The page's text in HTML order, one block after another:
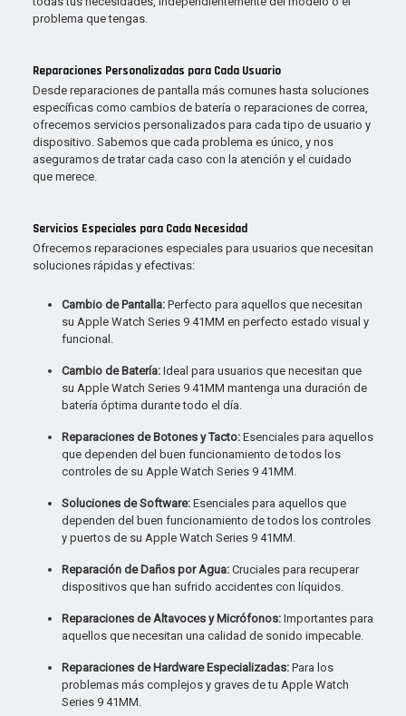
problema que tengas.
Reparaciones Personalizadas para Cada Usuario
Desde reparaciones de pantalla más comunes hasta soluciones
específicas como cambios de batería o reparaciones de correa,
ofrecemos servicios personalizados para cada tipo de usuario y
dispositivo. Sabemos que cada problema es único, y nos
aseguramos de tratar cada caso con la atención y el cuidado
que merece.
Servicios Especiales para Cada Necesidad
Ofrecemos reparaciones especiales para usuarios que necesitan
soluciones rápidas y efectivas:
Cambio de Pantalla:Perfecto para aquellos que necesitan
su Apple Watch Series 9 41MM en perfecto estado visual y
funcional.
Cambio de Batería:Ideal para usuarios que necesitan que
su Apple Watch Series 9 41MM mantenga una duración de
batería óptima durante todo el día.
Reparaciones de Botones y Tacto:Esenciales para aquellos
que dependen del buen funcionamiento de todos los
controles de su Apple Watch Series 9 41MM.
Soluciones de Software:Esenciales para aquellos que
dependen del buen funcionamiento de todos los controles
y puertos de su Apple Watch Series 9 41MM.
Reparación de Daños por Agua:Cruciales para recuperar
dispositivos que han sufrido accidentes con líquidos.
Reparaciones de Altavoces y Micrófonos:Importantes para
aquellos que necesitan una calidad de sonido impecable.
Reparaciones de Hardware Especializadas:Para los
problemas más complejos y graves de tu Apple Watch
Series 9 41MM.